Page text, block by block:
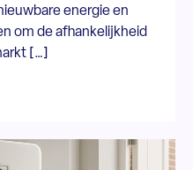
energie en
om de afhankelijkheid
[…]